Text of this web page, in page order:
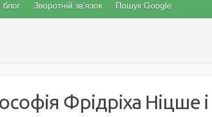
Зворотній зв’язок Пошук Google
Фрідріха Ніцше і